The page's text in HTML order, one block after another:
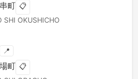
町 📋
SHI OKUSHICHO
📍
町 📋